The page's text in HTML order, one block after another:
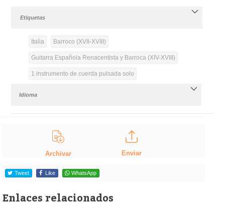
Etiquetas
Italia Barroco (XVII-XVIII)
Guitarra Española Renacentista y Barroca (XIV-XVIII)
1 instrumento de cuerda pulsada solo
Idioma
Archivar Enviar
Tweet Like WhatsApp
Enlaces relacionados